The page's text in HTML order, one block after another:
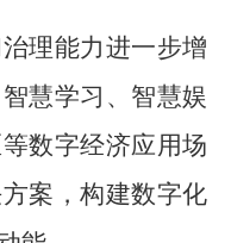
理能力进一步增
慧学习、智慧娱
数字经济应用场
案，构建数字化